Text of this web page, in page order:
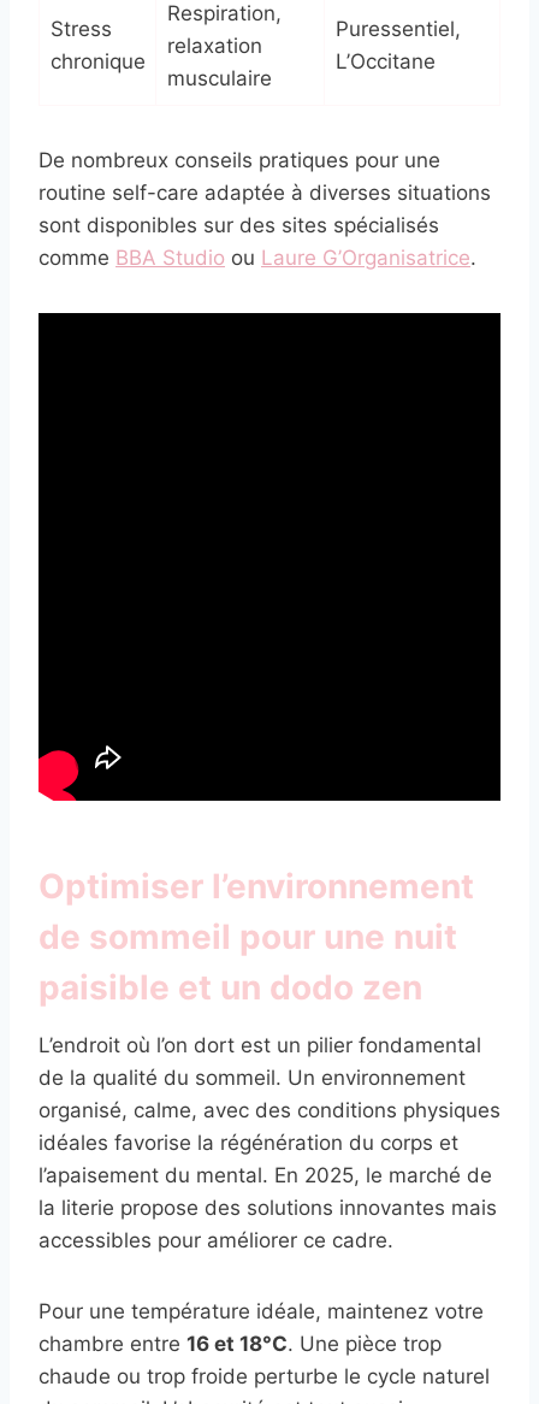
Stress
chronique
Respiration,
relaxation
musculaire
Puressentiel,
L’Occitane
De nombreux conseils pratiques pour une
routine self-care adaptée à diverses situations
sont disponibles sur des sites spécialisés
comme BBA Studio ou Laure G’Organisatrice.
Optimiser l’environnement
de sommeil pour une nuit
paisible et un dodo zen
L’endroit où l’on dort est un pilier fondamental
de la qualité du sommeil. Un environnement
organisé, calme, avec des conditions physiques
idéales favorise la régénération du corps et
l’apaisement du mental. En 2025, le marché de
la literie propose des solutions innovantes mais
accessibles pour améliorer ce cadre.
Pour une température idéale, maintenez votre
chambre entre 16 et 18°C. Une pièce trop
chaude ou trop froide perturbe le cycle naturel